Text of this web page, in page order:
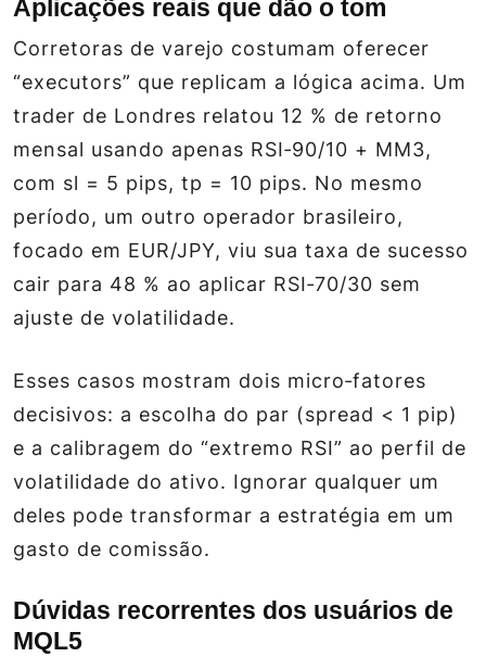
Aplicações reais que dão o tom
Corretoras de varejo costumam oferecer
“executors” que replicam a lógica acima. Um
trader de Londres relatou 12 % de retorno
mensal usando apenas RSI‑90/10 + MM3,
com sl = 5 pips, tp = 10 pips. No mesmo
período, um outro operador brasileiro,
focado em EUR/JPY, viu sua taxa de sucesso
cair para 48 % ao aplicar RSI‑70/30 sem
ajuste de volatilidade.
Esses casos mostram dois micro‑fatores
decisivos: a escolha do par (spread < 1 pip)
e a calibragem do “extremo RSI” ao perfil de
volatilidade do ativo. Ignorar qualquer um
deles pode transformar a estratégia em um
gasto de comissão.
Dúvidas recorrentes dos usuários de
MQL5